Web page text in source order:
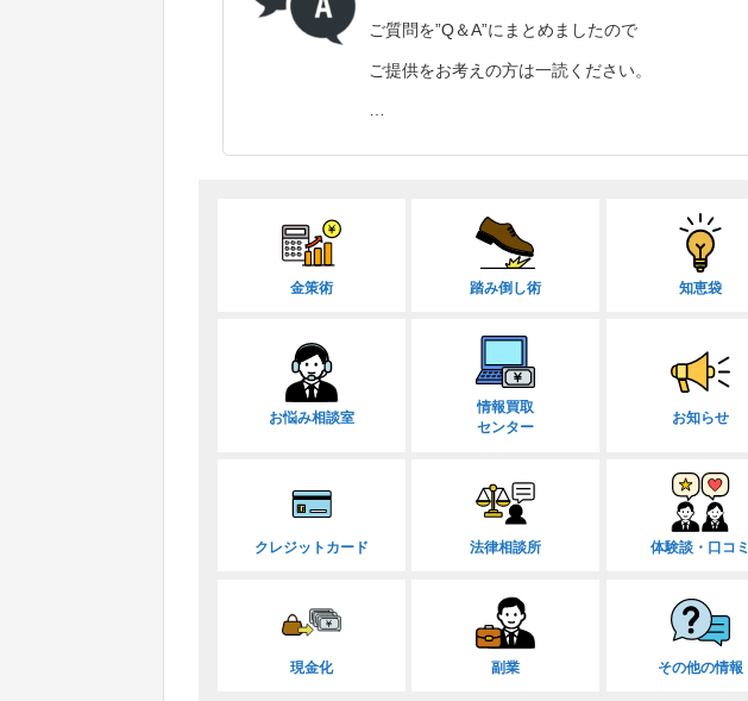
ご質問を”Q＆A”にまとめましたので
ご提供をお考えの方は一読ください。
金策術 踏み倒し術 知恵袋
お悩み相談室
情報買取
センター
お知らせ
クレジットカード 法律相談所 体験談・口コミ
現金化 副業 その他の情報